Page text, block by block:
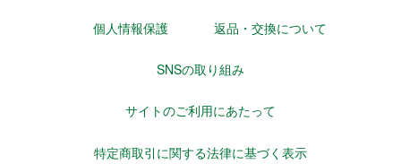
個人情報保護 返品・交換について
SNSの取り組み
サイトのご利用にあたって
特定商取引に関する法律に基づく表示